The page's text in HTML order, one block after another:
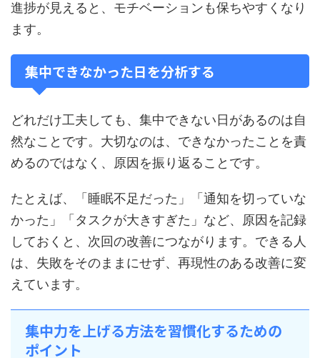
進捗が見えると、モチベーションも保ちやすくなり
ます。
集中できなかった日を分析する
どれだけ工夫しても、集中できない日があるのは自
然なことです。大切なのは、できなかったことを責
めるのではなく、原因を振り返ることです。
たとえば、「睡眠不足だった」「通知を切っていな
かった」「タスクが大きすぎた」など、原因を記録
しておくと、次回の改善につながります。できる人
は、失敗をそのままにせず、再現性のある改善に変
えています。
集中力を上げる方法を習慣化するための
ポイント